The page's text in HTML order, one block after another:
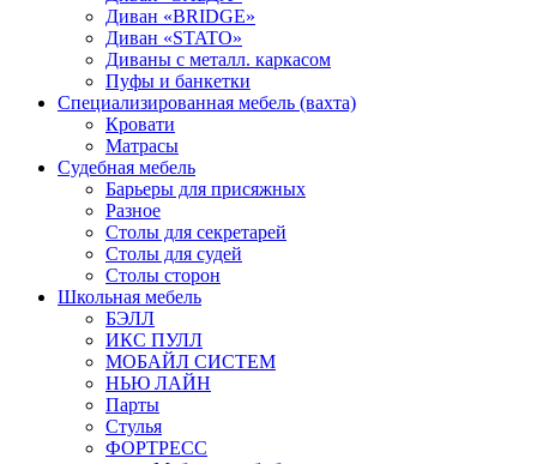
Диван «BRIDGE»
Диван «STATO»
Диваны с металл. каркасом
Пуфы и банкетки
Специализированная мебель (вахта)
Кровати
Матрасы
Судебная мебель
Барьеры для присяжных
Разное
Столы для секретарей
Столы для судей
Столы сторон
Школьная мебель
БЭЛЛ
ИКС ПУЛЛ
МОБАЙЛ СИСТЕМ
НЬЮ ЛАЙН
Парты
Стулья
ФОРТРЕСС